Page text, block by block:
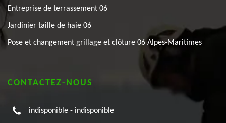
Entreprise de terrassement 06
Jardinier taille de haie 06
Pose et changement grillage et clôture 06 Alpes-Maritimes
CONTACTEZ-NOUS
indisponible - indisponible